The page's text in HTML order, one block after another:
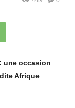
une occasion
Afrique